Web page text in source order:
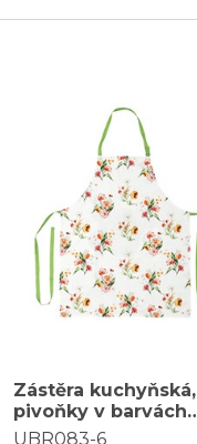
Zástěra kuchyňská,
pivoňky v barvách
pozdního léta. 100%
UBR083-6